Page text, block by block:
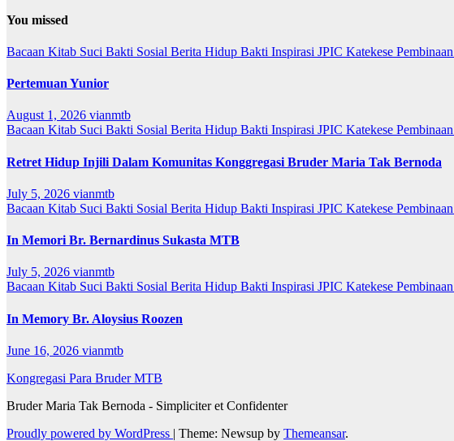
You missed
Bacaan Kitab Suci Bakti Sosial Berita Hidup Bakti Inspirasi JPIC Katekese Pembinaan
Pertemuan Yunior
August 1, 2026 vianmtb
Bacaan Kitab Suci Bakti Sosial Berita Hidup Bakti Inspirasi JPIC Katekese Pembinaan
Retret Hidup Injili Dalam Komunitas Konggregasi Bruder Maria Tak Bernoda
July 5, 2026 vianmtb
Bacaan Kitab Suci Bakti Sosial Berita Hidup Bakti Inspirasi JPIC Katekese Pembinaan
In Memori Br. Bernardinus Sukasta MTB
July 5, 2026 vianmtb
Bacaan Kitab Suci Bakti Sosial Berita Hidup Bakti Inspirasi JPIC Katekese Pembinaan
In Memory Br. Aloysius Roozen
June 16, 2026 vianmtb
Kongregasi Para Bruder MTB
Bruder Maria Tak Bernoda - Simpliciter et Confidenter
Proudly powered by WordPress | Theme: Newsup by Themeansar.